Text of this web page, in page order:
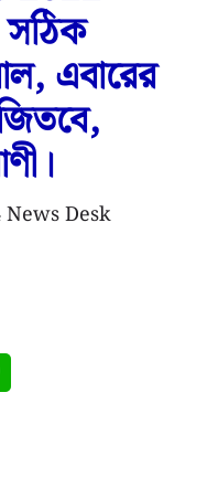
সঠিক
এবারের
News Desk